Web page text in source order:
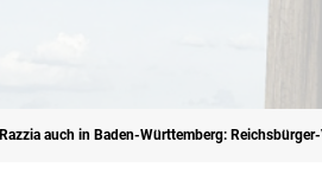
Razzia auch in Baden-Württemberg: